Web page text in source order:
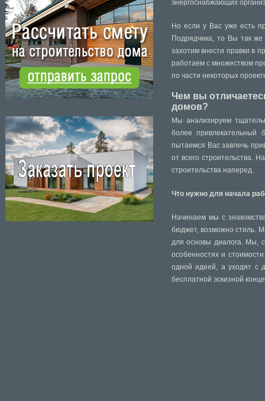
энергоснабжающих
Но если у Вас уже есть
Подрядчика, то Вы так
захотим внести правки в
работаем с множеством
по части некоторых
Чем вы
домов?
Мы анализируем
более
пытаемся Вас завлечь
от всего строительства.
строительства наперед.
Что нужно для начала
Начинаем мы с
бюджет, возможно стиль.
для основы диалога. Мы,
особенностях и
одной идеей, а уходят с
бесплатной эскизной